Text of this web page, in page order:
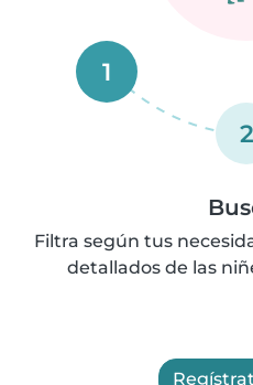
1
2
Filtra según tus
detallados de las